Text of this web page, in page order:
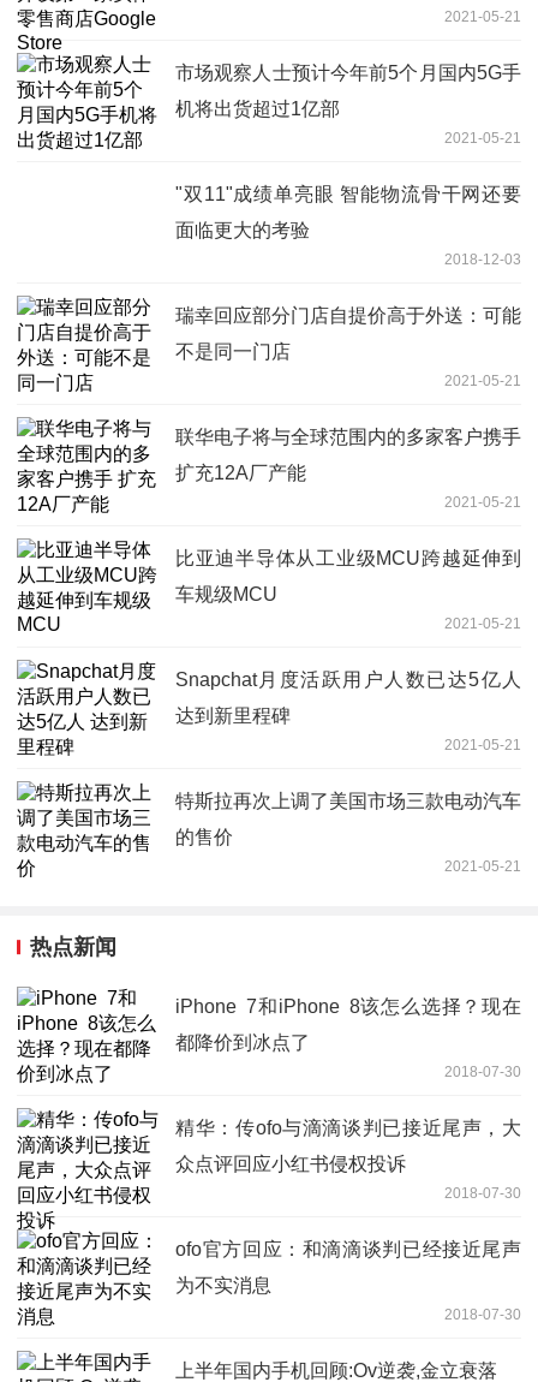
2021-05-21
市场观察人士预计今年前5个月国内5G手
机将出货超过1亿部
2021-05-21
"双11"成绩单亮眼 智能物流骨干网还要
面临更大的考验
2018-12-03
瑞幸回应部分门店自提价高于外送：可能
不是同一门店
2021-05-21
联华电子将与全球范围内的多家客户携手
扩充12A厂产能
2021-05-21
比亚迪半导体从工业级MCU跨越延伸到
车规级MCU
2021-05-21
Snapchat月度活跃用户人数已达5亿人
达到新里程碑
2021-05-21
特斯拉再次上调了美国市场三款电动汽车
的售价
2021-05-21
热点新闻
iPhone 7和iPhone 8该怎么选择？现在
都降价到冰点了
2018-07-30
精华：传ofo与滴滴谈判已接近尾声，大
众点评回应小红书侵权投诉
2018-07-30
ofo官方回应：和滴滴谈判已经接近尾声
为不实消息
2018-07-30
上半年国内手机回顾:Ov逆袭,金立衰落